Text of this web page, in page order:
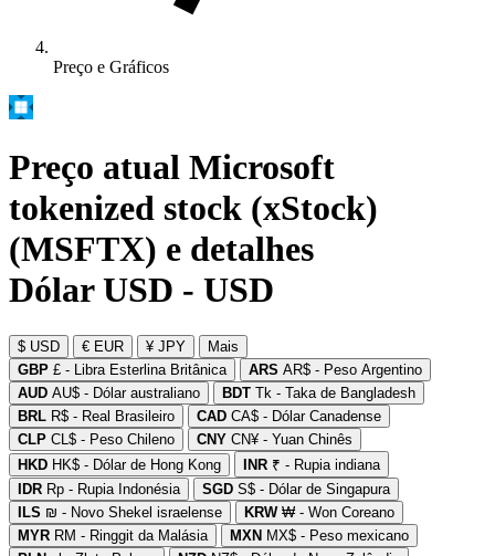
Preço e Gráficos
Preço atual Microsoft
tokenized stock (xStock)
(MSFTX) e detalhes
Dólar USD - USD
$ USD € EUR ¥ JPY
Mais
GBP £ - Libra Esterlina Britânica ARS AR$ - Peso Argentino
AUD AU$ - Dólar australiano BDT Tk - Taka de Bangladesh
BRL R$ - Real Brasileiro CAD CA$ - Dólar Canadense
CLP CL$ - Peso Chileno CNY CN¥ - Yuan Chinês
HKD HK$ - Dólar de Hong Kong INR ₹ - Rupia indiana
IDR Rp - Rupia Indonésia SGD S$ - Dólar de Singapura
ILS ₪ - Novo Shekel israelense KRW₩ - Won Coreano
MYR RM - Ringgit da Malásia MXN MX$ - Peso mexicano